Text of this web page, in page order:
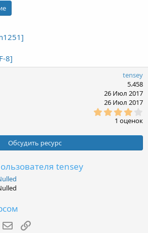
8]
tensey
5.458
26 Июл 2017
26 Июл 2017
,
0
0
в
1 оценок
Обсудить ресурс
tensey
Электронная почта
Ссылка